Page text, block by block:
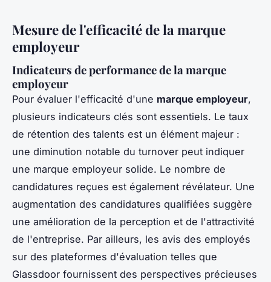
Mesure de l'efficacité de la marque
employeur
Indicateurs de performance de la marque
employeur
Pour évaluer l'efficacité d'une marque employeur,
plusieurs indicateurs clés sont essentiels. Le taux
de rétention des talents est un élément majeur :
une diminution notable du turnover peut indiquer
une marque employeur solide. Le nombre de
candidatures reçues est également révélateur. Une
augmentation des candidatures qualifiées suggère
une amélioration de la perception et de l'attractivité
de l'entreprise. Par ailleurs, les avis des employés
sur des plateformes d'évaluation telles que
Glassdoor fournissent des perspectives précieuses